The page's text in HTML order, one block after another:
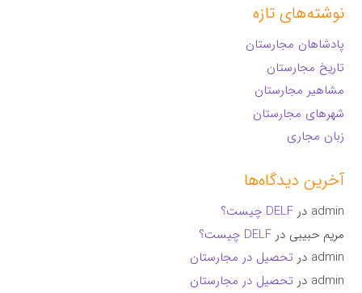
نوشته‌های تازه
پادشاهان مجارستان
تاریخ مجارستان
مشاهیر مجارستان
شهرهای مجارستان
زبان مجاری
آخرین دیدگاه‌ها
admin درDELF چیست؟
مریم حبیبی درDELF چیست؟
admin در تحصیل در مجارستان
admin در تحصیل در مجارستان